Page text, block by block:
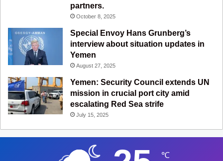
partners.
October 8, 2025
Special Envoy Hans Grunberg’s
interview about situation updates in
Yemen
August 27, 2025
Yemen: Security Council extends UN
mission in crucial port city amid
escalating Red Sea strife
July 15, 2025
℃